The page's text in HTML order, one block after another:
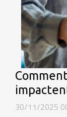
30/11/2025